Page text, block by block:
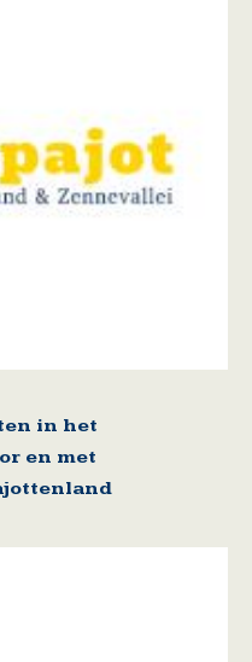
in het
en met